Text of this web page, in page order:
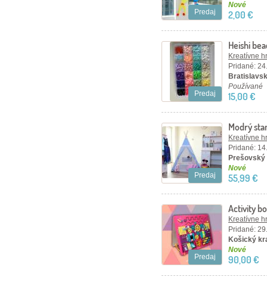
Predaj
Nové
2,00 €
Predaj
Heishi
5mm
Kreatívne
Pridané:
Používané
15,00 €
Predaj
Modrý
Kreatívne
Pridané:
Prešovský
Nové
55,99 €
Predaj
Activity
Kreatívne
Pridané:
Košický
Nové
90,00 €